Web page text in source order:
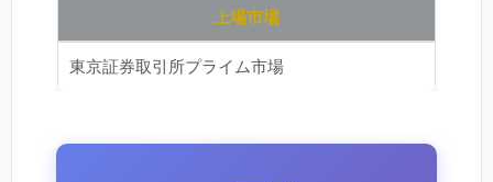
上場市場
東京証券取引所プライム市場